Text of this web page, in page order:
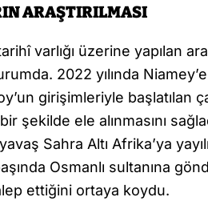
ARAŞTIRILMASI
varlığı üzerine yapılan
2022 yılında
girişimleriyle başlatılan
şekilde ele alınmasını
Sahra Altı Afrika’ya
Osmanlı sultanına
ettiğini ortaya koydu.